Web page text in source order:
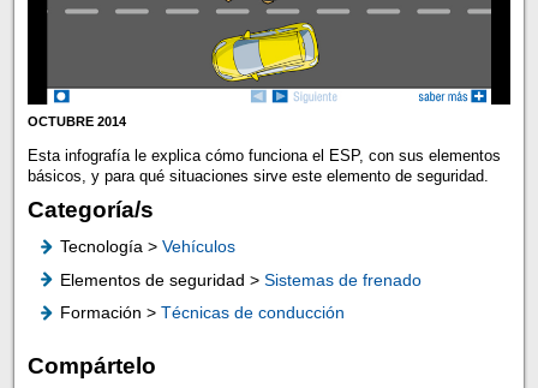
OCTUBRE 2014
Esta infografía le explica cómo funciona el ESP, con sus elementos
básicos, y para qué situaciones sirve este elemento de seguridad.
Categoría/s
Tecnología > Vehículos
Elementos de seguridad > Sistemas de frenado
Formación > Técnicas de conducción
Compártelo